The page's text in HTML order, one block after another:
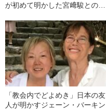
が初めて明かした宮﨑駿との制
「教会内でどよめき」日本の友
人が明かすジェーン・バーキン